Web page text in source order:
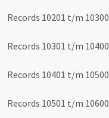
Records 10201 t/m 10300
Records 10301 t/m 10400
Records 10401 t/m 10500
Records 10501 t/m 10600